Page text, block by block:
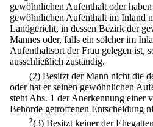
gewöhnlichen Aufenthalt oder
gewöhnlichen Aufenthalt im Inland
Landgericht, in dessen Bezirk der
Mannes oder, falls ein solcher im
Aufenthaltsort der Frau gelegen ist,
ausschließlich zuständig.
(2) Besitzt der Mann nicht die
oder hat er seinen gewöhnlichen
steht Abs. 1 der Anerkennung einer
Behörde getroffenen Entscheidung
2(3) Besitzt keiner der